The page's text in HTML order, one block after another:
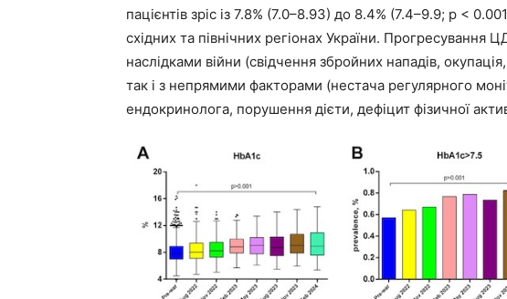
пацієнтів зріс із 7.8% (7.0–8.93) до 8.4% (7.4–9.9; p <
східних та північних регіонах України. Прогресування
наслідками війни (свідчення збройних нападів,
так і з непрямими факторами (нестача регулярного
ендокринолога, порушення дієти, дефіцит фізичної